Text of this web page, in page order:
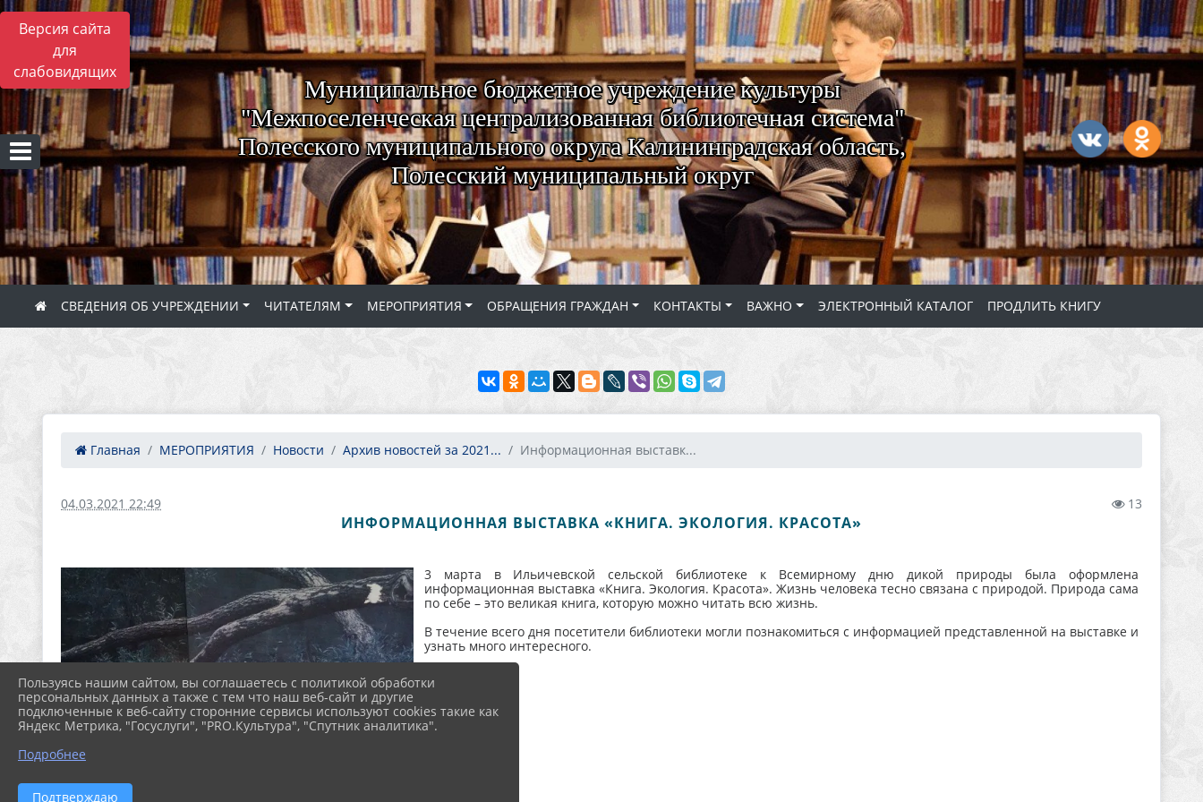
Версия сайта
для
слабовидящих
Муниципальное бюджетное учреждение культуры
"Межпоселенческая централизованная библиотечная система"
Полесского муниципального округа Калининградская область,
Полесский муниципальный округ
СВЕДЕНИЯ ОБ УЧРЕЖДЕНИИ ЧИТАТЕЛЯМ МЕРОПРИЯТИЯ ОБРАЩЕНИЯ ГРАЖДАН КОНТАКТЫ ВАЖНО ЭЛЕКТРОННЫЙ КАТАЛОГ ПРОДЛИТЬ КНИГУ
Главная МЕРОПРИЯТИЯ Новости Архив новостей за 2021... Информационная выставк...
04.03.2021 22:49 13
ИНФОРМАЦИОННАЯ ВЫСТАВКА «КНИГА. ЭКОЛОГИЯ. КРАСОТА»
3 марта в Ильичевской сельской библиотеке к Всемирному дню дикой природы была оформлена
информационная выставка «Книга. Экология. Красота». Жизнь человека тесно связана с природой. Природа сама
по себе – это великая книга, которую можно читать всю жизнь.
В течение всего дня посетители библиотеки могли познакомиться с информацией представленной на выставке и
узнать много интересного.
Пользуясь нашим сайтом, вы соглашаетесь с политикой обработки
персональных данных а также с тем что наш веб-сайт и другие
подключенные к веб-сайту сторонние сервисы используют cookies такие как
Яндекс Метрика, "Госуслуги", "PRO.Культура", "Спутник аналитика".
Подробнее
Подтверждаю